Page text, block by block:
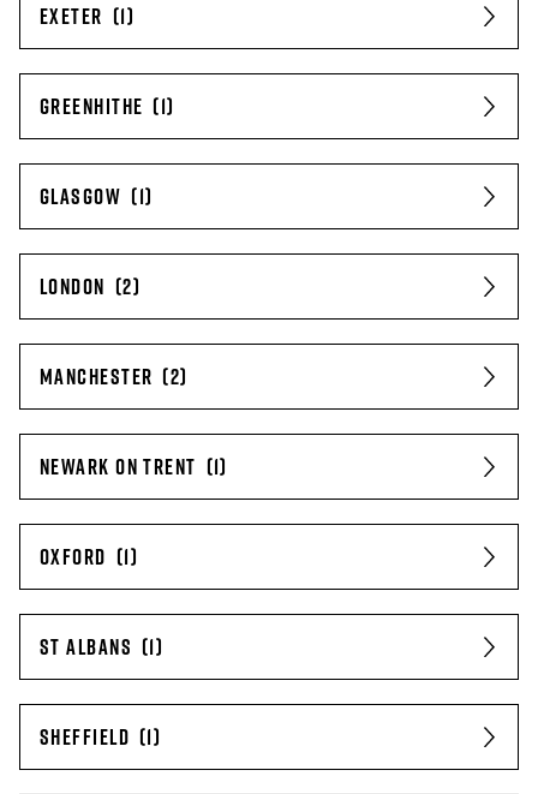
EXETER
GREENHITHE
GLASGOW
LONDON
MANCHESTER
NEWARK ON TRENT
OXFORD
ST ALBANS
SHEFFIELD